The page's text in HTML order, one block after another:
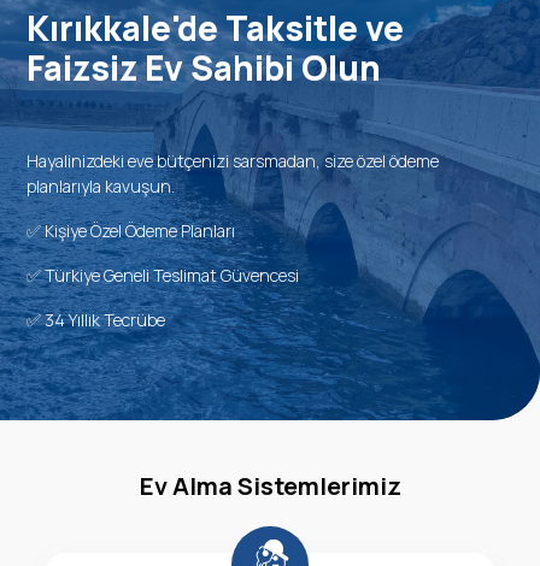
Kırıkkale'de Taksitle ve
Faizsiz Ev Sahibi Olun
Hayalinizdeki eve bütçenizi sarsmadan, size özel ödeme
planlarıyla kavuşun.
✅ Kişiye Özel Ödeme Planları
✅ Türkiye Geneli Teslimat Güvencesi
✅ 34 Yıllık Tecrübe
Ev Alma Sistemlerimiz